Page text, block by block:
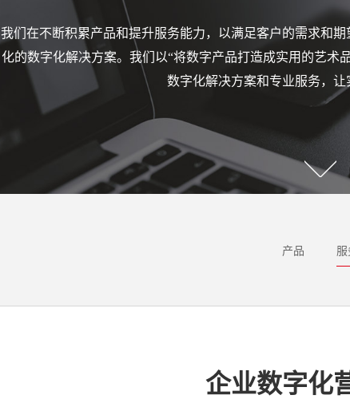
我们在不断积累产品和提升服务能力，以满足客户的需求和
化的数字化解决方案。我们以“将数字产品打造成实用的艺术
数字化解决方案和专业服务，让
产品 服
企业数字化